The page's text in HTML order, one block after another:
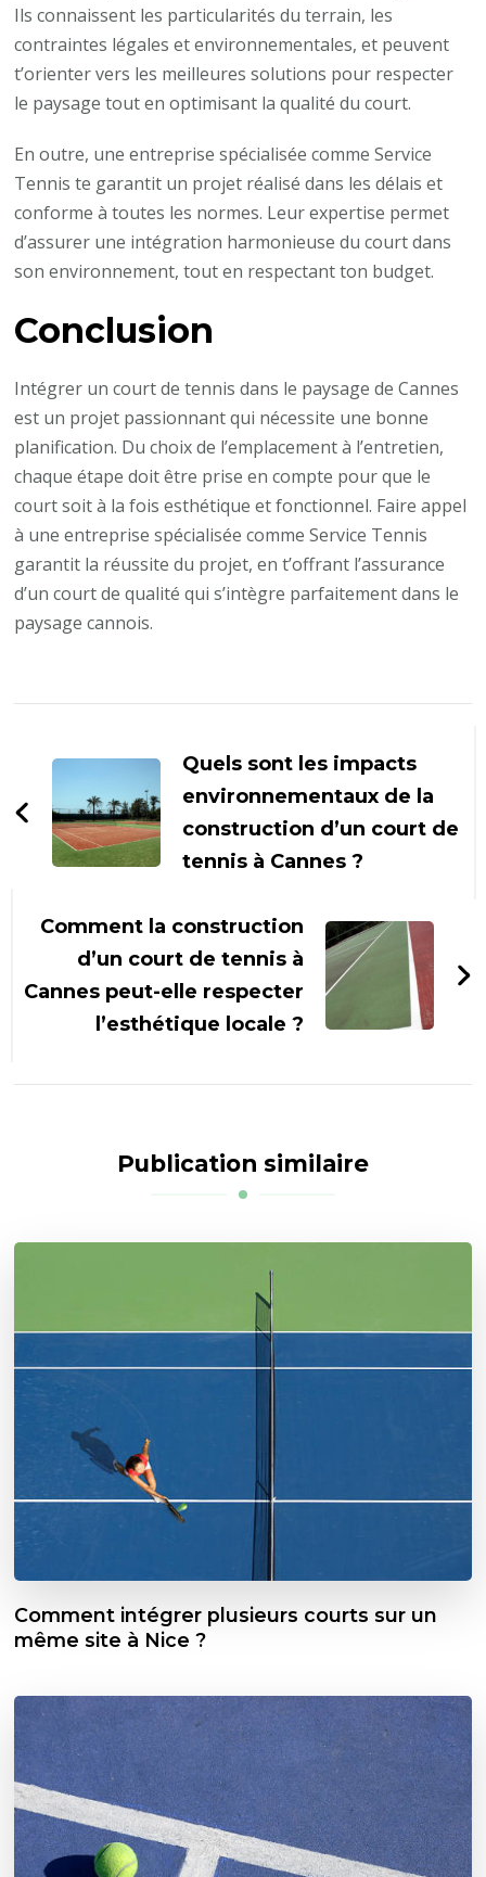
Ils connaissent les particularités du terrain, les
contraintes légales et environnementales, et peuvent
t’orienter vers les meilleures solutions pour respecter
le paysage tout en optimisant la qualité du court.
En outre, une entreprise spécialisée comme Service
Tennis te garantit un projet réalisé dans les délais et
conforme à toutes les normes. Leur expertise permet
d’assurer une intégration harmonieuse du court dans
son environnement, tout en respectant ton budget.
Conclusion
Intégrer un court de tennis dans le paysage de Cannes
est un projet passionnant qui nécessite une bonne
planification. Du choix de l’emplacement à l’entretien,
chaque étape doit être prise en compte pour que le
court soit à la fois esthétique et fonctionnel. Faire appel
à une entreprise spécialisée comme Service Tennis
garantit la réussite du projet, en t’offrant l’assurance
d’un court de qualité qui s’intègre parfaitement dans le
paysage cannois.
d'article
Quels sont les impacts
environnementaux de la
construction d’un court de
tennis à Cannes ?
Comment la construction
d’un court de tennis à
Cannes peut-elle respecter
l’esthétique locale ?
Publication similaire
Comment intégrer plusieurs courts sur un
même site à Nice ?